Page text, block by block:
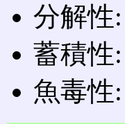
分解性
蓄積性
魚毒性